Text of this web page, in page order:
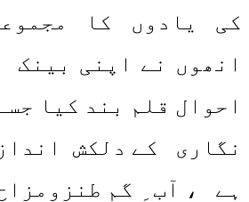
کی یادوں کا
انھوں نے اپنی بینک
احوال قلم بند کیا
نگاری کے دلکش
ہے ، آب ِ گم